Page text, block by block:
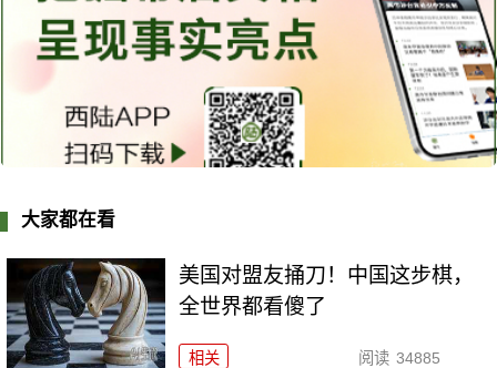
大家都在看
美国对盟友捅刀！中国这步棋，
全世界都看傻了
相关 阅读 34885